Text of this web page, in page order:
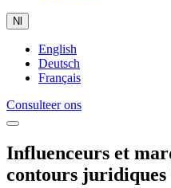
Nl
English
Deutsch
Français
Consulteer ons
Influenceurs et
contours juridiques